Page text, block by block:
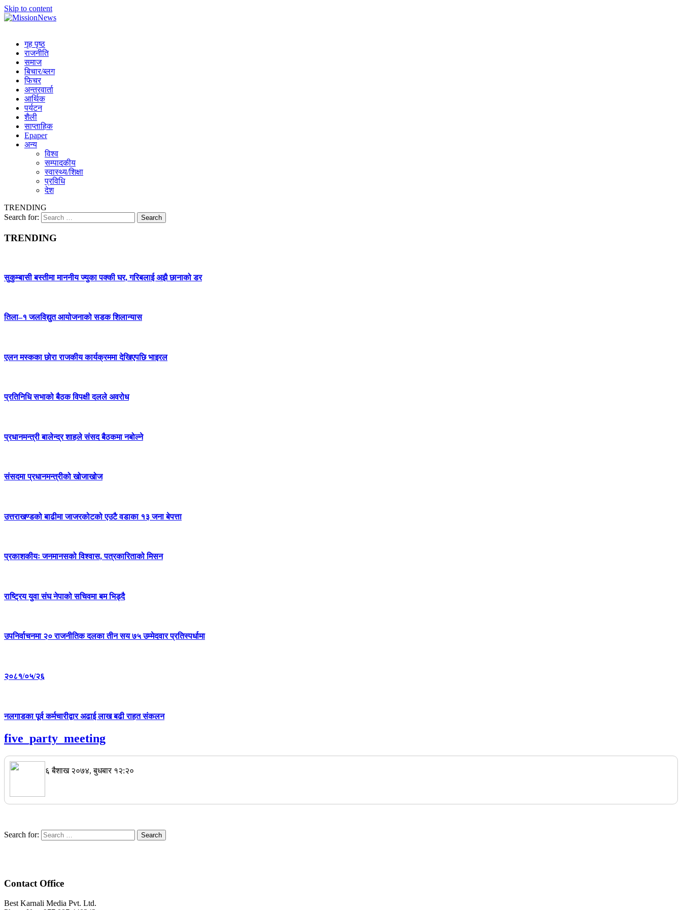
Skip to content
गृह पृष्ठ
राजनीति
समाज
बिचार/ब्लग
फिचर
अन्तरवार्ता
आर्थिक
पर्यटन
शैली
साप्ताहिक
Epaper
अन्य
विश्व
सम्पादकीय
स्वास्थ्य/शिक्षा
प्रविधि
देश
TRENDING
Search for:
TRENDING
सुकुम्बासी बस्तीमा माननीय ज्युका पक्की घर, गरिबलाई अझै छानाको डर
तिला–१ जलविद्युत आयोजनाको सडक शिलान्यास
एलन मस्कका छोरा राजकीय कार्यक्रममा देखिएपछि भाइरल
प्रतिनिधि सभाको बैठक विपक्षी दलले अवरोध
प्रधानमन्त्री बालेन्द्र शाहले संसद बैठकमा नबोल्ने
संसदमा प्रधानमन्त्रीको खोजाखोज
उत्तराखण्डको बाढीमा जाजरकोटको एउटै वडाका १३ जना बेपत्ता
प्रकाशकीयः जनमानसको विश्वास, पत्रकारिताको मिसन
राष्ट्रिय युवा संघ नेपाको सचिवमा बम भिड्दै
उपनिर्वाचनमा २० राजनीतिक दलका तीन सय ७५ उम्मेदवार प्रतिस्पर्धामा
२०८१/०५/२६
नलगाडका पूर्व कर्मचारीद्वार अढाई लाख बढी राहत संकलन
five_party_meeting
६ बैशाख २०७४, बुधबार १२:२०
Search for:
Contact Office
Best Karnali Media Pvt. Ltd.